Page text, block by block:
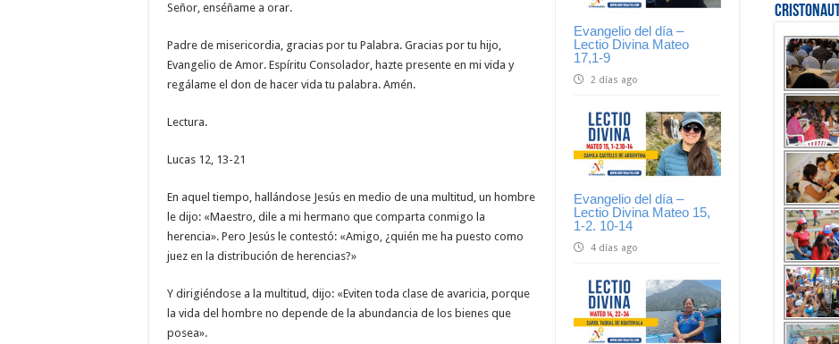
Evangelio del día –
Lectio Divina Mateo
17,1-9
2 días ago
Evangelio del día –
Lectio Divina Mateo 15,
1-2. 10-14
4 días ago
Señor, enséñame a orar.
Padre de misericordia, gracias por tu Palabra. Gracias por tu hijo,
Evangelio de Amor. Espíritu Consolador, hazte presente en mi vida y
regálame el don de hacer vida tu palabra. Amén.
Lectura.
Lucas 12, 13-21
En aquel tiempo, hallándose Jesús en medio de una multitud, un hombre
le dijo: «Maestro, dile a mi hermano que comparta conmigo la
herencia». Pero Jesús le contestó: «Amigo, ¿quién me ha puesto como
juez en la distribución de herencias?»
Y dirigiéndose a la multitud, dijo: «Eviten toda clase de avaricia, porque
la vida del hombre no depende de la abundancia de los bienes que
posea».